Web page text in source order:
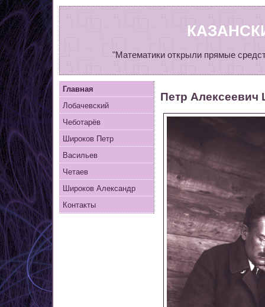
"Математики открыли прямые
Главная
Лобачевский
Чеботарёв
Ш ироков Петр
Васильев
Четаев
Широков Александр
Контакты
Петр